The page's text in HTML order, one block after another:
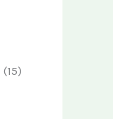
(15)